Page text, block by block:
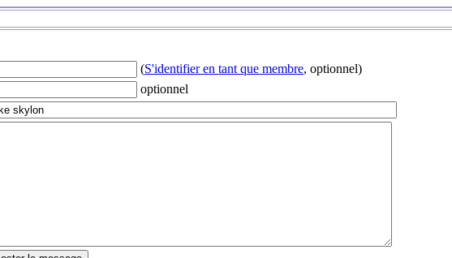
(S'identifier en tant que membre, optionnel)
optionnel